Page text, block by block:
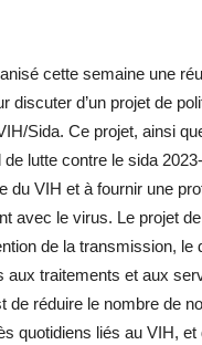
cette semaine une
discuter d’un projet de
Sida. Ce projet, ainsi
lutte contre le sida
du VIH et à fournir une
avec le virus. Le projet
de la transmission, le
aux traitements et aux
de réduire le nombre de
quotidiens liés au VIH, et